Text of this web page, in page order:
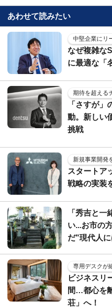
あわせて読みたい
中堅企業にリ
なぜ複雑な
に最適な「
期待を超える
「さすが
動。新しい
挑戦
新規事業開発
スタートア
戦略の実装
「秀吉と
い...お市の
だ"現代人
専用デスクが
ビジネスリ
間…都心を
荘」へ！